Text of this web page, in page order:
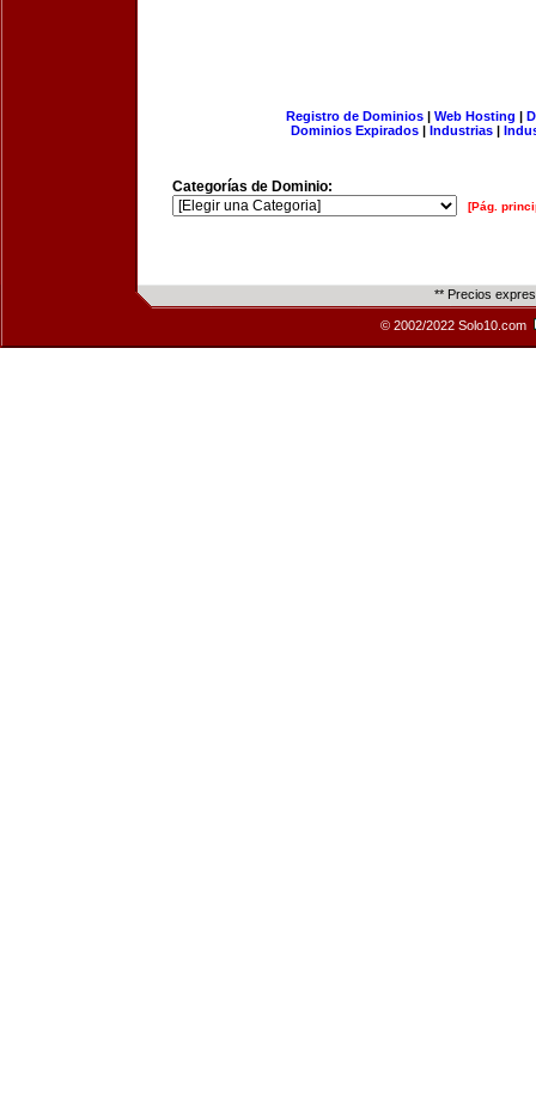
Registro de Dominios| Web Hosting |
Dominios Expirados | Industrias |
Categorías de Dominio:
[Pág.
** Precios
© 2002/2022 Solo10.com